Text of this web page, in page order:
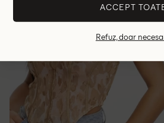
ACCEPT
Refuz, doar